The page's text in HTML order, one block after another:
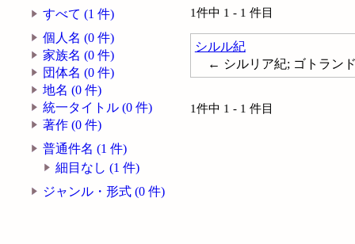
すべて (1 件)
個人名 (0 件)
家族名 (0 件)
団体名 (0 件)
地名 (0 件)
統一タイトル (0 件)
著作 (0 件)
普通件名 (1 件)
細目なし (1 件)
ジャンル・形式 (0 件)
1件中 1 - 1 件目
シルル紀
← シルリア紀; ゴトランド
1件中 1 - 1 件目